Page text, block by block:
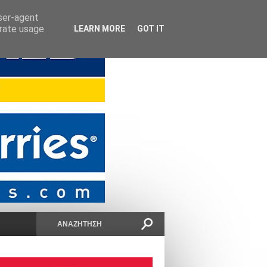
agent
usage
LEARN MORE GOT IT